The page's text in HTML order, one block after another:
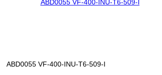
ABD0055 VF-400-INU-T6-509-I